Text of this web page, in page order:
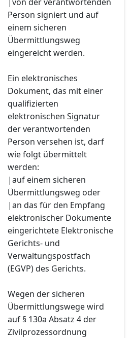
Person signiert und auf
einem sicheren
Übermittlungsweg
eingereicht werden.
Ein elektronisches
Dokument, das mit einer
qualifizierten
elektronischen Signatur
der verantwortenden
Person versehen ist, darf
wie folgt übermittelt
werden:
|auf einem sicheren
Übermittlungsweg oder
|an das für den Empfang
elektronischer Dokumente
eingerichtete Elektronische
Gerichts- und
Verwaltungspostfach
(EGVP) des Gerichts.
Wegen der sicheren
Übermittlungswege wird
auf § 130a Absatz 4 der
Zivilprozessordnung